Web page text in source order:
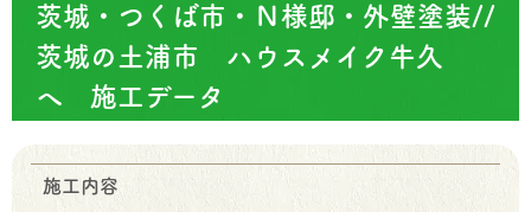
茨城・つくば市・Ｎ様邸・外壁塗装//
茨城の土浦市 ハウスメイク牛久
へ 施工データ
施工内容